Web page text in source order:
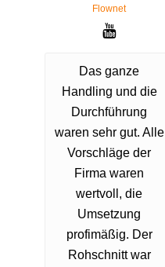
Flownet
Das ganze
Handling und die
Durchführung
waren sehr gut. Alle
Vorschläge der
Firma waren
wertvoll, die
Umsetzung
profimäßig. Der
Rohschnitt war